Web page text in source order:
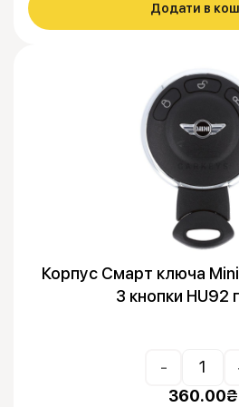
Додати в
Корпус Смарт ключа
3 кнопки HU92
-
360.00₴